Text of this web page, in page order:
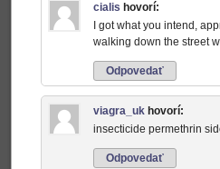
cialis hovorí:
I got what you intend,
walking down the street
Odpovedať
viagra_uk hovorí:
insecticide permethrin
Odpovedať